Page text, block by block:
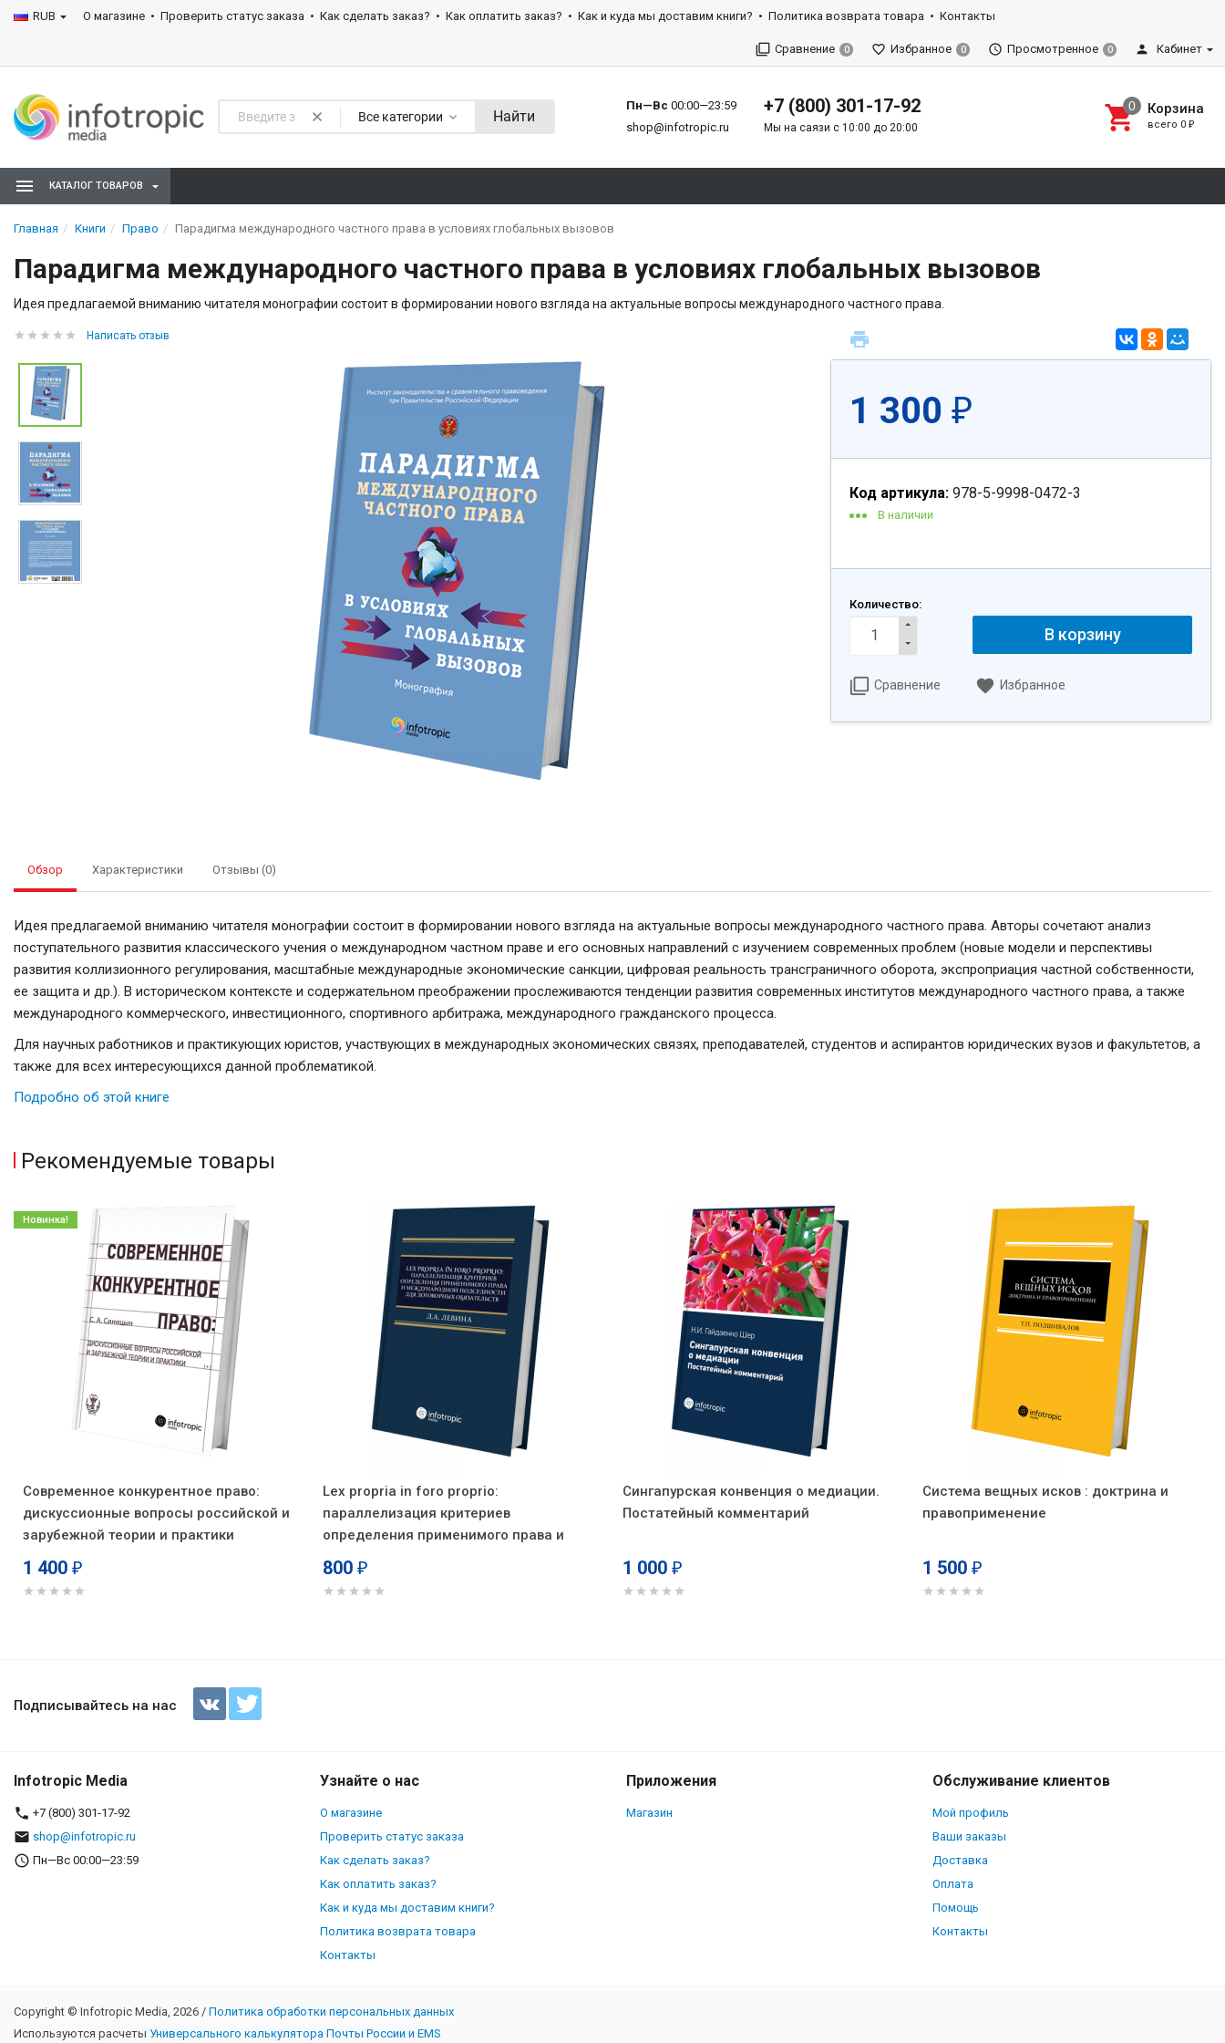
RUB О магазине Проверить статус заказа Как сделать заказ? Как оплатить заказ? Как и куда мы доставим книги? Политика возврата товара Контакты
Сравнение 0 Избранное 0 Просмотренное 0 Кабинет
Все категории Найти
Пн—Вс 00:00—23:59
shop@infotropic.ru
+7 (800) 301-17-92
Мы на саязи с 10:00 до 20:00
Корзина
всего 0 ₽
КАТАЛОГ ТОВАРОВ
Главная Книги Право Парадигма международного частного права в условиях глобальных вызовов
Парадигма международного частного права в условиях глобальных вызовов
Идея предлагаемой вниманию читателя монографии состоит в формировании нового взгляда на актуальные вопросы международного частного права.
Написать отзыв
1 300 ₽
Код артикула: 978-5-9998-0472-3
В наличии
Количество:
В корзину
Сравнение Избранное
Обзор Характеристики Отзывы (0)
Идея предлагаемой вниманию читателя монографии состоит в формировании нового взгляда на актуальные вопросы международного частного права. Авторы сочетают анализ
поступательного развития классического учения о международном частном праве и его основных направлений с изучением современных проблем (новые модели и перспективы
развития коллизионного регулирования, масштабные международные экономические санкции, цифровая реальность трансграничного оборота, экспроприация частной собственности,
ее защита и др.). В историческом контексте и содержательном преображении прослеживаются тенденции развития современных институтов международного частного права, а также
международного коммерческого, инвестиционного, спортивного арбитража, международного гражданского процесса.
Для научных работников и практикующих юристов, участвующих в международных экономических связях, преподавателей, студентов и аспирантов юридических вузов и факультетов, а
также для всех интересующихся данной проблематикой.
Подробно об этой книге
Рекомендуемые товары
Современное конкурентное право:
дискуссионные вопросы российской и
зарубежной теории и практики
1 400 ₽
Новинка!
Lex propria in foro proprio:
параллелизация критериев
определения применимого права и
международной подсудности для
договорных обязательств
800 ₽
Сингапурская конвенция о медиации.
Постатейный комментарий
1 000 ₽
Система вещных исков : доктрина и
правоприменение
1 500 ₽
Парадигма международного частного права в условиях
глобальных вызовов
Подписывайтесь на нас
Infotropic Media
+7 (800) 301-17-92
shop@infotropic.ru
Пн—Вс 00:00—23:59
Узнайте о нас
О магазине
Проверить статус заказа
Как сделать заказ?
Как оплатить заказ?
Как и куда мы доставим книги?
Политика возврата товара
Контакты
Приложения
Магазин
Обслуживание клиентов
Мой профиль
Ваши заказы
Доставка
Оплата
Помощь
Контакты
Copyright © Infotropic Media, 2026 / Политика обработки персональных данных
Используются расчеты Универсального калькулятора Почты России и EMS